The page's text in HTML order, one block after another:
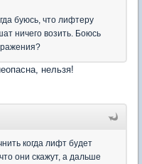
буюсь, что лифтеру
ничего возить. Боюсь
нельзя!
когда лифт будет
они скажут, а дальше